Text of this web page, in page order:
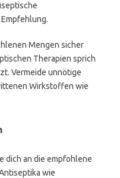
Mengen sicher
Therapien sprich
Vermeide unnötige
Wirkstoffen wie
dich an die empfohlene
wie